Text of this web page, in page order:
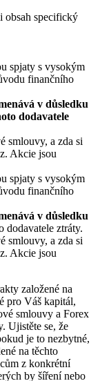
obsah specifický
spjaty s vysokým
finančního
v důsledku
dodavatele
smlouvy, a zda si
Akcie jsou
spjaty s vysokým
finančního
v důsledku
dodavatele ztráty.
smlouvy, a zda si
Akcie jsou
založené na
pro Váš kapitál,
smlouvy a Forex
Ujistěte se, že
je to nezbytné,
na těchto
z konkrétní
by šíření nebo